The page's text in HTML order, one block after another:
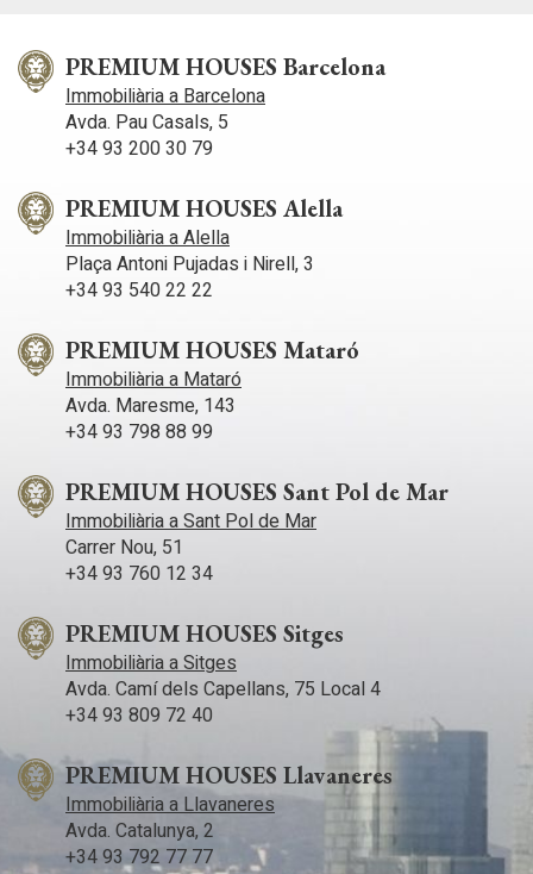
PREMIUM HOUSES Barcelona
Immobiliària a Barcelona
Avda. Pau Casals, 5
+34 93 200 30 79
PREMIUM HOUSES Alella
Immobiliària a Alella
Plaça Antoni Pujadas i Nirell, 3
+34 93 540 22 22
PREMIUM HOUSES Mataró
Immobiliària a Mataró
Avda. Maresme, 143
+34 93 798 88 99
PREMIUM HOUSES Sant Pol de Mar
Immobiliària a Sant Pol de Mar
Carrer Nou, 51
+34 93 760 12 34
PREMIUM HOUSES Sitges
Immobiliària a Sitges
Avda. Camí­ dels Capellans, 75 Local 4
+34 93 809 72 40
PREMIUM HOUSES Llavaneres
Immobiliària a Llavaneres
Avda. Catalunya, 2
+34 93 792 77 77